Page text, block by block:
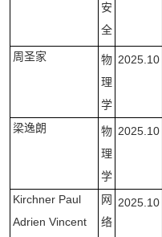
安
全
周圣家
物
理
学
2025.10
梁逸朗
物
理
学
2025.10
Kirchner Paul
Adrien Vincent
网
络
2025.10